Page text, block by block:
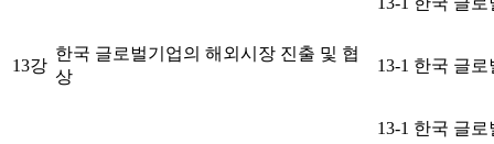
13강
한국 글로벌기업의 해외시장 진출 및 협
상
13-1 한국 글
13-1 한국 글